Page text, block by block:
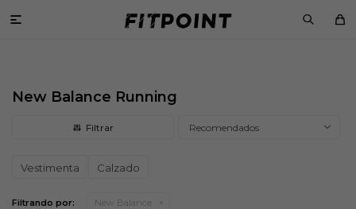

New Balance Running
Recomendados
Vestimenta Calzado
Filtrando por: New Balance